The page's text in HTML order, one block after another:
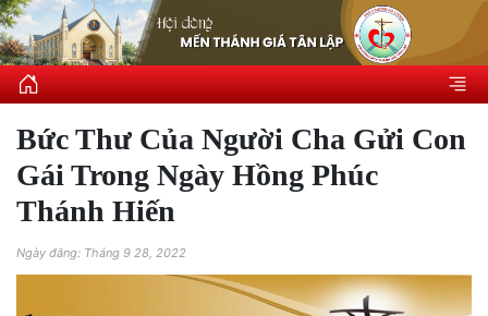
Bức Thư Của Người Cha Gửi Con
Gái Trong Ngày Hồng Phúc
Thánh Hiến
Ngày đăng: Tháng 9 28, 2022